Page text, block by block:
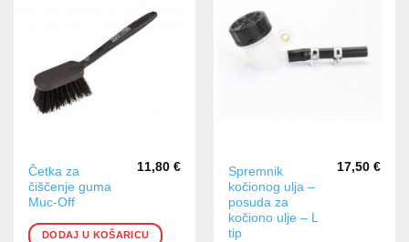
Četka za
čiščenje guma
Muc-Off
11,80 €
DODAJ U KOŠARICU
Spremnik
kočionog ulja –
posuda za
kočiono ulje – L
tip
17,50 €